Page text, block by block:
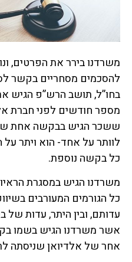
משרדנו בירר את הפרטים,
להסכמים מסחריים בקשר
בחו”ל, תושב הרש”פ הגיש
מספר חודשים לפני חברת
ששכר הגיש בבקשה אחת
לוותר על אחד- הוא ויתר
כל בקשה נוספת.
משרדנו הגיש במסגרת
כל הגורמים המעורבים
עדותם, ובין היתר, עדות
אשר משרדנו הגיש בשמו
אחר של אלדיואן שניסתה